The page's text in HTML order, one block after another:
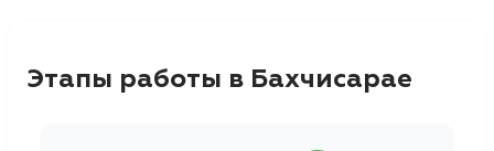
Этапы работы в Бахчисарае